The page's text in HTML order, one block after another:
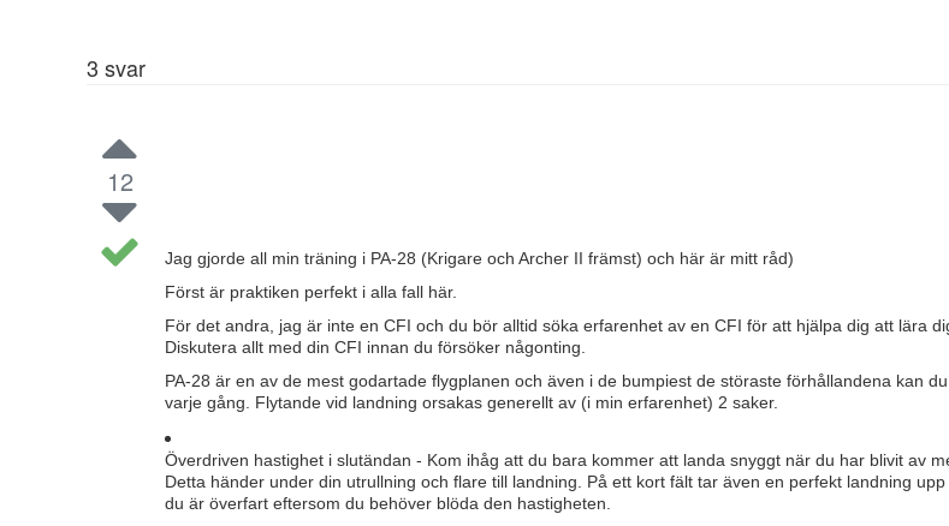
3 svar
12
Jag gjorde all min träning i PA-28 (Krigare och Archer II främst) och här är mitt råd)
Först är praktiken perfekt i alla fall här.
För det andra, jag är inte en CFI och du bör alltid söka erfarenhet av en CFI för att hjälpa dig att lära
Diskutera allt med din CFI innan du försöker någonting.
PA-28 är en av de mest godartade flygplanen och även i de bumpiest de störaste förhållandena kan
varje gång. Flytande vid landning orsakas generellt av (i min erfarenhet) 2 saker.
Överdriven hastighet i slutändan - Kom ihåg att du bara kommer att landa snyggt när du har blivit av
Detta händer under din utrullning och flare till landning. På ett kort fält tar även en perfekt landning
du är överfart eftersom du behöver blöda den hastigheten.